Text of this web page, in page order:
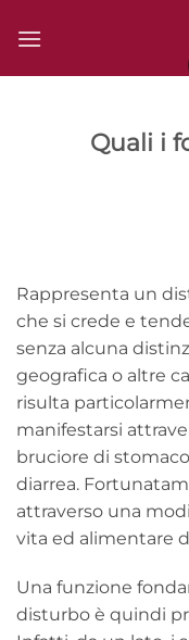
Quali i
Rappresenta un
che si crede e
senza alcuna
geografica o altre
risulta
manifestarsi
bruciore di
diarrea.
attraverso una
vita ed alimentare
Una funzione
disturbo è quindi